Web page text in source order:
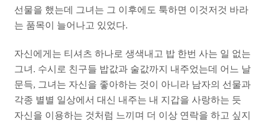
선물을 했는데 그녀는 그 이후에도 툭하면 이것저것 바라
는 품목이 늘어나고 있었다.
자신에게는 티셔츠 하나로 생색내고 밥 한번 사는 일 없는
그녀. 수시로 친구들 밥값과 술값까지 내주었는데 어느 날
문득, 그녀는 자신을 좋아하는 것이 아니라 남자의 선물과
각종 별별 일상에서 대신 내주는 내 지갑을 사랑하는 듯
자신을 이용하는 것처럼 느끼며 더 이상 연락을 하고 싶지